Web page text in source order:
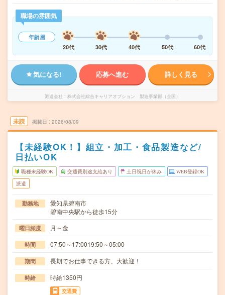
職場の雰囲気
年齢層
20代
30代 40代 50代 60代
気になる! 応募へ進む 詳しく見る
派遣会社 株式会社綜合キャリアオプション 製造事業部（全国）
未読 掲載日 2026/08/09
【未経験OK！】組立・加工・食品製造など/
日払いOK
職種未経験OK 交通費別途支給あり 土日祝日が休み WEB登録OK
派遣
勤務地
愛知県碧南市
碧南中央駅から徒歩15分
曜日頻度 月～金
時間 07:50～17:0019:50～05:00
期間 長期でお仕事できる方、大歓迎！
時給 時給1350円
交通費